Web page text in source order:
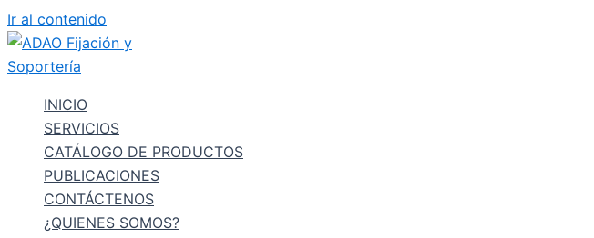
Ir al contenido
INICIO
SERVICIOS
CATÁLOGO DE PRODUCTOS
PUBLICACIONES
CONTÁCTENOS
¿QUIENES SOMOS?